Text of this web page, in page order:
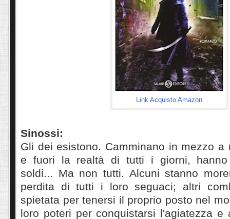
Link Acquisto Amazon
Sinossi:
Gli dei esistono. Camminano in mezzo a
e fuori la realtà di tutti i giorni, hanno
soldi... Ma non tutti. Alcuni stanno
perdita di tutti i loro seguaci; altri
spietata per tenersi il proprio posto nel
loro poteri per conquistarsi l'agiatezza e